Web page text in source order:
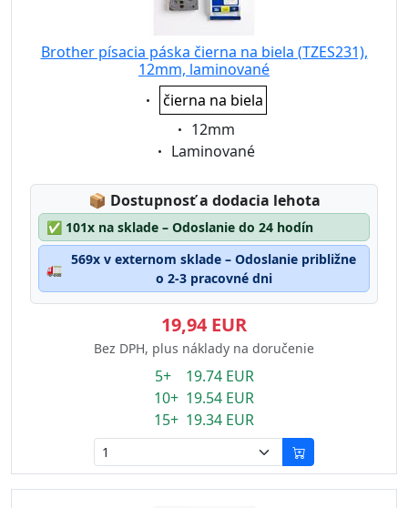
Brother písacia páska čierna na biela (TZES231),
12mm, laminované
Eigenschaft:
čierna na biela
Eigenschaft:
12mm
Eigenschaft:
Laminované
📦 Lagerstatus:
Dostupnosť a dodacia lehota
✅ 101x na sklade – Odoslanie do 24 hodín
🚛
569x v externom sklade – Odoslanie približne
o 2-3 pracovné dni
19,94 EUR
Bez DPH, plus náklady na doručenie
5+ 19.74 EUR
10+ 19.54 EUR
15+ 19.34 EUR